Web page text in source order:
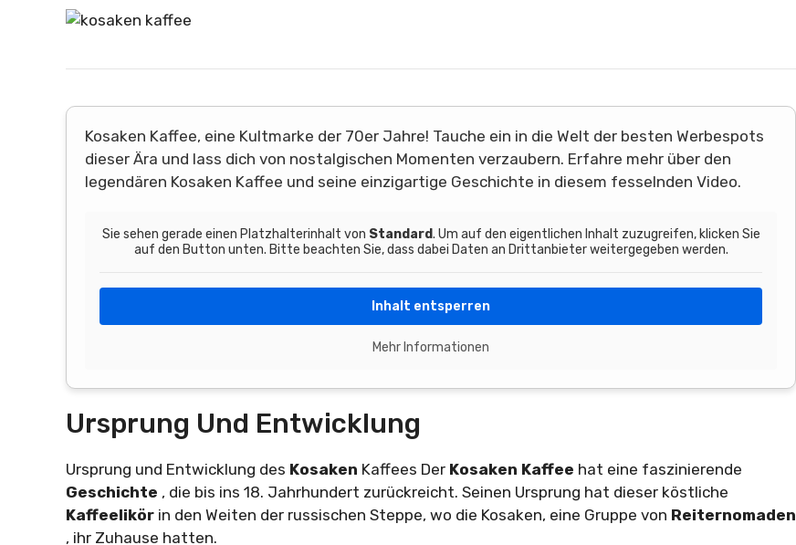
Kosaken Kaffee, eine Kultmarke der 70er Jahre! Tauche ein in die Welt der besten Werbespots
dieser Ära und lass dich von nostalgischen Momenten verzaubern. Erfahre mehr über den
legendären Kosaken Kaffee und seine einzigartige Geschichte in diesem fesselnden Video.
Sie sehen gerade einen Platzhalterinhalt von Standard. Um auf den eigentlichen Inhalt zuzugreifen, klicken Sie
auf den Button unten. Bitte beachten Sie, dass dabei Daten an Drittanbieter weitergegeben werden.
Inhalt entsperren
Mehr Informationen
Ursprung Und Entwicklung
Ursprung und Entwicklung des Kosaken Kaffees Der Kosaken Kaffee hat eine faszinierende
Geschichte , die bis ins 18. Jahrhundert zurückreicht. Seinen Ursprung hat dieser köstliche
Kaffeelikör in den Weiten der russischen Steppe, wo die Kosaken, eine Gruppe von Reiternomaden
, ihr Zuhause hatten.